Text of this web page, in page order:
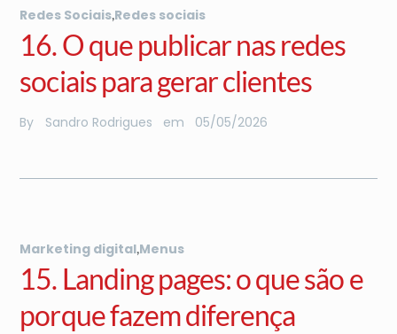
Redes Sociais,Redes sociais
16. O que publicar nas redes
sociais para gerar clientes
By Sandro Rodrigues em 05/05/2026
Marketing digital,Menus
15. Landing pages: o que são e
porque fazem diferença